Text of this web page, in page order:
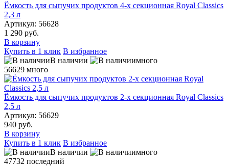
Ёмкость для сыпучих продуктов 4-х секционная Royal Classics
2,3 л
Артикул: 56628
1 290 руб.
В корзину
Купить в 1 клик В избранное
В наличии
много
56629 много
Ёмкость для сыпучих продуктов 2-х секционная Royal Classics
2,5 л
Артикул: 56629
940 руб.
В корзину
Купить в 1 клик В избранное
В наличии
много
47732 последний